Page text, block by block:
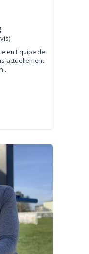
en Equipe de
actuellement